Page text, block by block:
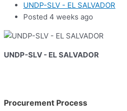
UNDP-SLV - EL SALVADOR
Posted 4 weeks ago
UNDP-SLV - EL SALVADOR
Procurement Process